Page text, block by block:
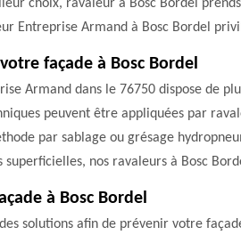
choix, ravaleur à Bosc Bordel
Entreprise Armand à Bosc Bordel
façade à Bosc Bordel
Armand dans le 76750 dispose de
peuvent être appliquées par
par sablage ou grésage
superficielles, nos ravaleurs à Bosc
à Bosc Bordel
solutions afin de prévenir votre